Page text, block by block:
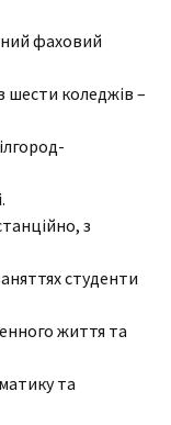
фаховий
шести коледжів –
з
студенти
життя та
та